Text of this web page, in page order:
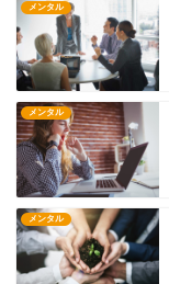
メンタル
メンタル
メンタル